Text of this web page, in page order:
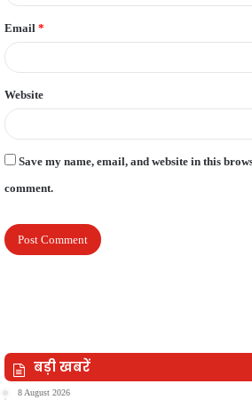
Email *
Website
Save my name, email, and website in this
comment.
बड़ी खबरें
8 August 2026